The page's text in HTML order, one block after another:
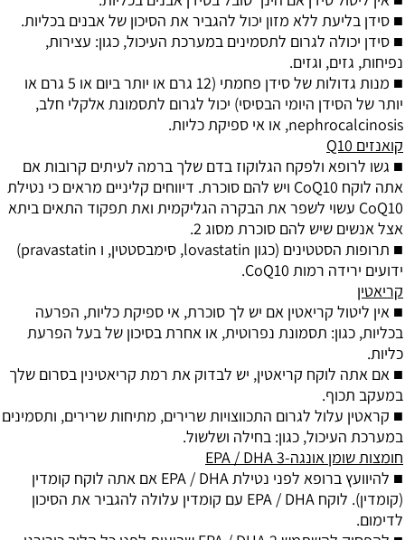
■ סידן בליעת ללא מזון יכול להגביר את הסיכון של אבנים בכליות.
■ סידן יכולה לגרום לתסמינים במערכת העיכול, כגון: עצירות,
נפיחות, גזים, וגזים.
■ מנות גדולות של סידן פחמתי (12 גרם או יותר ביום או 5 גרם או
יותר של הסידן היומי הבסיסי) יכול לגרום לתסמונת אלקלי חלב,
nephrocalcinosis, או אי ספיקת כליות.
קואנזים Q10
■ גשו לרופא ולפקח הגלוקוז בדם שלך ברמה לעיתים קרובות אם
אתה לוקח CoQ10 ויש להם סוכרת. דיווחים קליניים מראים כי נטילת
CoQ10 עשוי לשפר את הבקרה הגליקמית ואת תפקוד התאים ביתא
אצל אנשים שיש להם סוכרת מסוג 2.
■ תרופות הסטטינים (כגון lovastatin, סימבסטטין, ו pravastatin)
ידועים ירידה רמות CoQ10.
קריאטין
■ אין ליטול קריאטין אם יש לך סוכרת, אי ספיקת כליות, הפרעה
בכליות, כגון: תסמונת נפרוטית, או אחרת בסיכון של בעל הפרעת
כליות.
■ אם אתה לוקח קריאטין, יש לבדוק את רמת קריאטינין בסרום שלך
במעקב תכוף.
■ קראטין עלול לגרום התכווצויות שרירים, מתיחות שרירים, ותסמינים
במערכת העיכול, כגון: בחילה ושלשול.
חומצות שומן אונגה-3 EPA / DHA
■ להיוועץ ברופא לפני נטילת EPA / DHA אם אתה לוקח קומדין
(קומדין). לוקח EPA / DHA עם קומדין עלולה להגביר את הסיכון
לדימום.